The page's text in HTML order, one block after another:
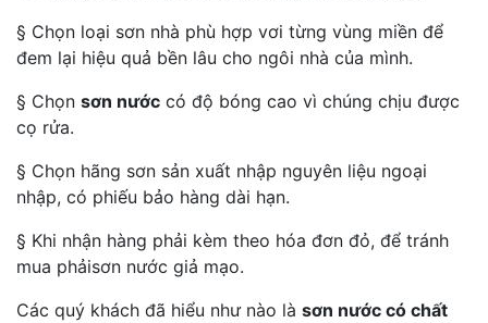
§ Chọn loại sơn nhà phù hợp vơi từng vùng miền để
đem lại hiệu quả bền lâu cho ngôi nhà của mình.
§ Chọn sơn nước có độ bóng cao vì chúng chịu được
cọ rửa.
§ Chọn hãng sơn sản xuất nhập nguyên liệu ngoại
nhập, có phiếu bảo hàng dài hạn.
§ Khi nhận hàng phải kèm theo hóa đơn đỏ, để tránh
mua phảisơn nước giả mạo.
Các quý khách đã hiểu như nào là sơn nước có chất